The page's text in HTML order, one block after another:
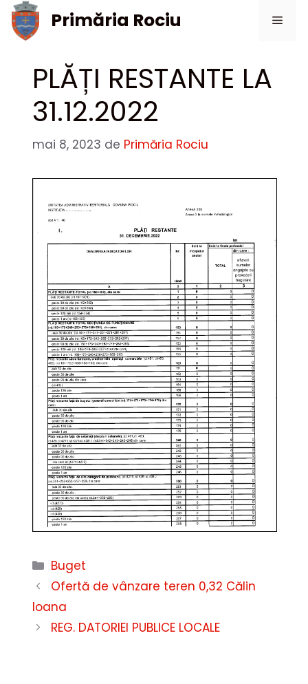
Sari
conținut
Primăria Rociu
PLĂȚI RESTANTE LA
31.12.2022
mai 8, 2023 de Primăria Rociu
Categorii
Buget
Ofertă de vânzare teren 0,32 Călin
Ioana
REG. DATORIEI PUBLICE LOCALE